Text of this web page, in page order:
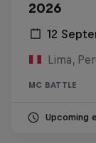
2026
12
Lima,
MC BATTLE
Upcoming